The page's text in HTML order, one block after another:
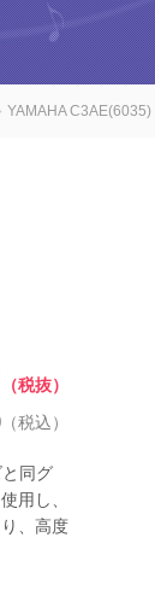
YAMAHA C3AE(6035)
（税抜）
（税込）
同グ
用し、
、高度